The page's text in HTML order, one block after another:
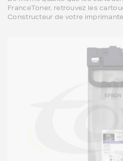
FranceToner, retrouvez les
Constructeur de votre